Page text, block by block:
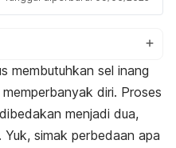
membutuhkan sel inang
diri. Proses
menjadi dua,
simak perbedaan apa